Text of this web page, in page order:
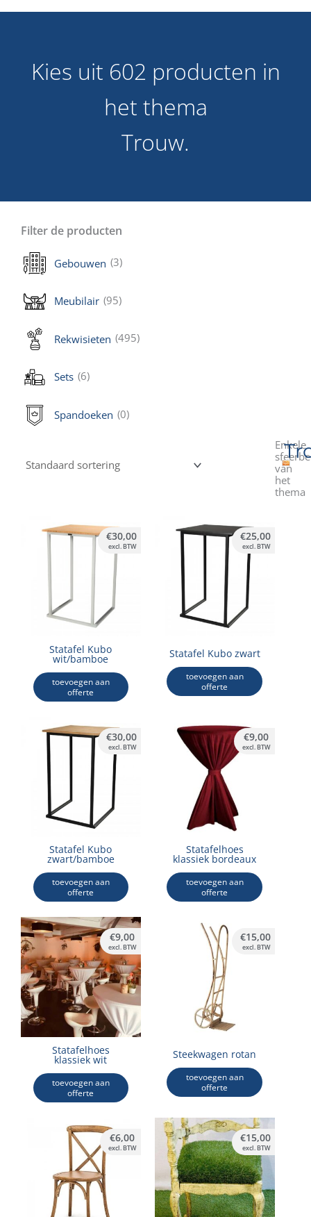
Kies uit 602 producten in
het thema
Trouw.
Filter de producten
Gebouwen (3)
Meubilair (95)
Rekwisieten (495)
Sets (6)
Spandoeken (0)
Statafel Kubo
wit/bamboe
toevoegen aan
offerte
€30,00
excl. BTW
Statafel Kubo zwart
toevoegen aan
offerte
€25,00
excl. BTW
Statafel Kubo
zwart/bamboe
toevoegen aan
offerte
€30,00
excl. BTW
Statafelhoes
klassiek bordeaux
toevoegen aan
offerte
€9,00
excl. BTW
Statafelhoes
klassiek wit
toevoegen aan
offerte
€9,00
excl. BTW
Steekwagen rotan
toevoegen aan
offerte
€15,00
excl. BTW
€6,00
excl. BTW
€15,00
excl. BTW
Enkele
van
het
thema